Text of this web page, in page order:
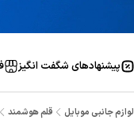
پیشنهاد‌های شگفت انگیز
لوازم جانبی موبایل قلم هوشمند